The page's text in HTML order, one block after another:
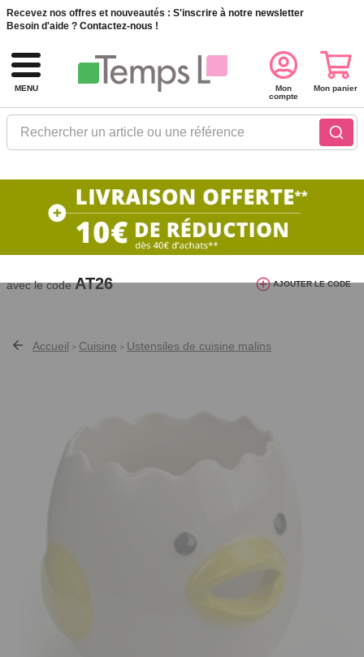
Recevez nos offres et nouveautés : S'inscrire à notre newsletter
Besoin d'aide ? Contactez-nous !
MENU
Rechercher un article ou une référence
Mon
compte
Mon panier
10€ de réduction dès 40€ d'achat. Offre
valable du 03/08/2026 au 12/08/2026.
avec le code AT26 AJOUTER LE CODE
Accueil > Cuisine > Ustensiles de cuisine malins